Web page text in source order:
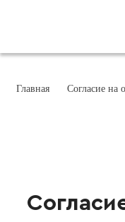
Главная Согласие на